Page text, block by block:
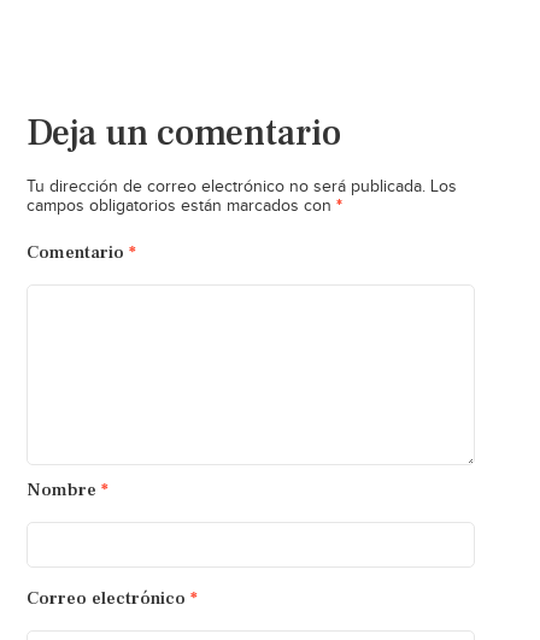
Deja un comentario
Tu dirección de correo electrónico no será publicada. Los
campos obligatorios están marcados con *
Comentario *
Nombre *
Correo electrónico *